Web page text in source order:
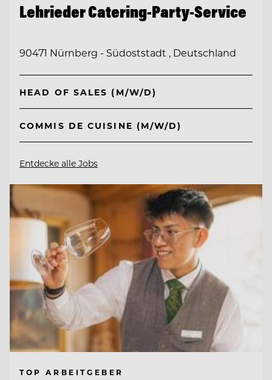
Lehrieder Catering-Party-Service
90471 Nürnberg - Südoststadt , Deutschland
HEAD OF SALES (M/W/D)
COMMIS DE CUISINE (M/W/D)
Entdecke alle Jobs
TOP ARBEITGEBER